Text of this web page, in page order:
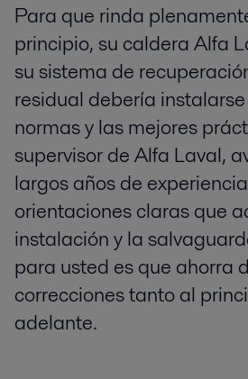
Para que rinda
principio, su caldera Alfa
su sistema de
residual debería
normas y las mejores
supervisor de Alfa Laval,
largos años de
orientaciones claras que
instalación y la
para usted es que ahorra
correcciones tanto al
adelante.